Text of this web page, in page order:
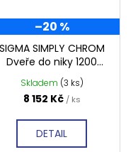
–20 %
SIGMA SIMPLY CHROM
Dveře do niky 1200
mm, čiré sklo, GS1112
Skladem (3 ks)
8 152 Kč / ks
DETAIL